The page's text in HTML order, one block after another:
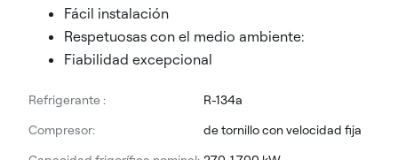
Fácil instalación
Respetuosas con el medio ambiente:
Fiabilidad excepcional
Refrigerante :
R-134a
Compresor:
de tornillo con velocidad fija